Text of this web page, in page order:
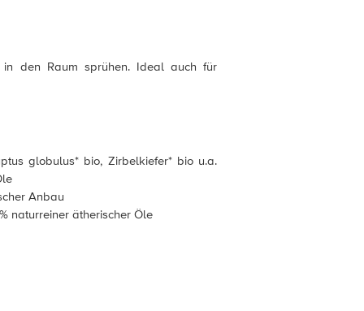
den Raum sprühen. Ideal auch für
globulus* bio, Zirbelkiefer* bio u.a.
Anbau
naturreiner ätherischer Öle